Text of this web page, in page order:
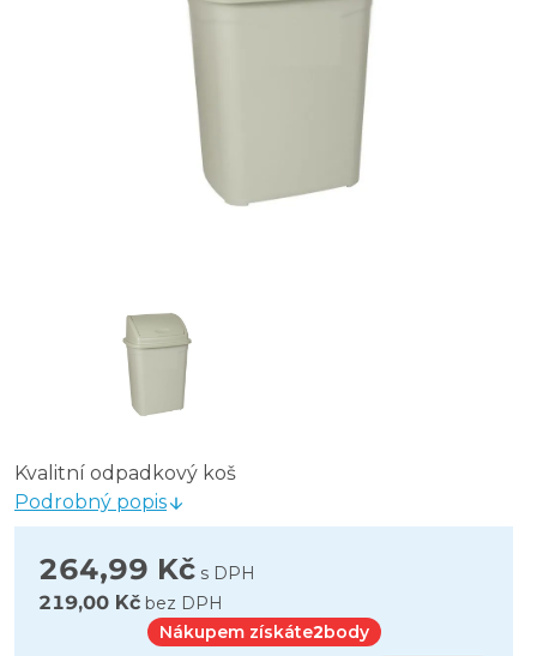
Kvalitní odpadkový koš
Podrobný popis
264,99 Kč s DPH
219,00 Kč bez DPH
Nákupem získáte2body